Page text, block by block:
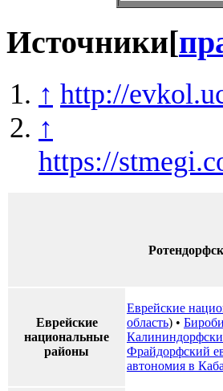
Источники[
↑ http://
↑
https://
Еврейские
национальные
районы
Еврейские
область) •
Фрайдорфский
автономия в